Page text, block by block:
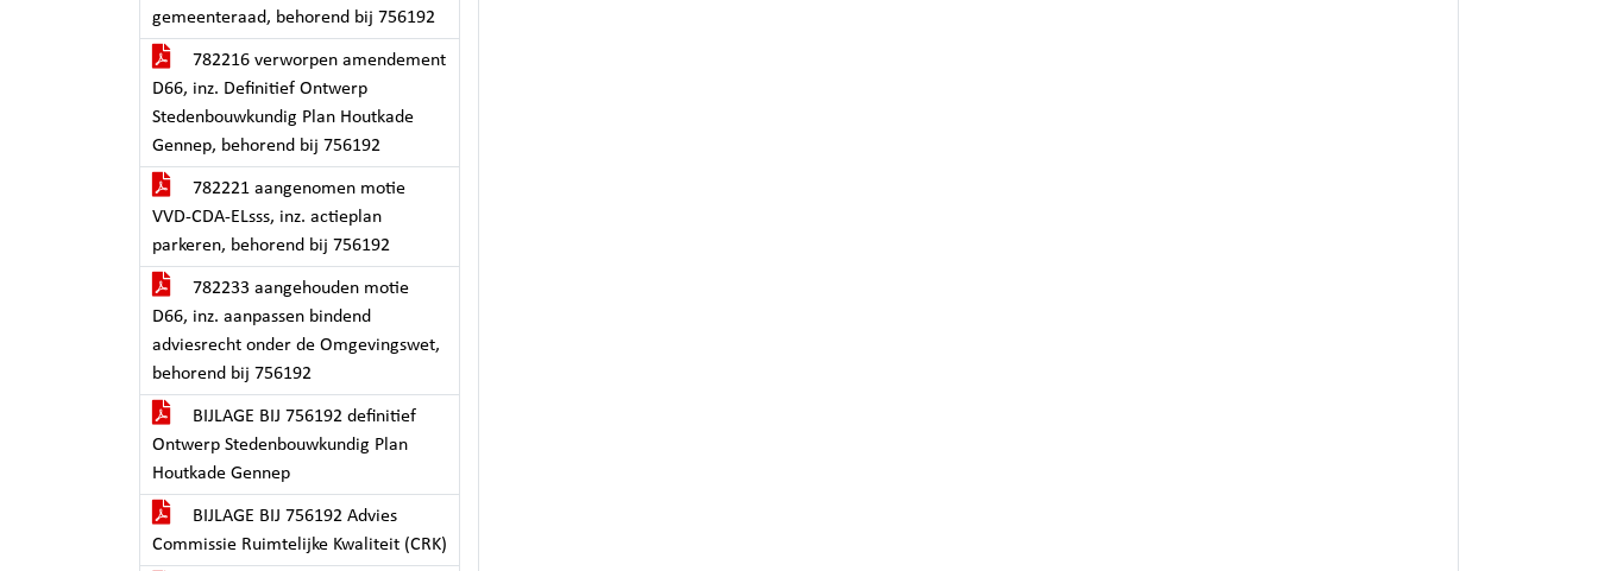
gemeenteraad, behorend bij 756192
782216 verworpen amendement
D66, inz. Definitief Ontwerp
Stedenbouwkundig Plan Houtkade
Gennep, behorend bij 756192
782221 aangenomen motie
VVD-CDA-ELsss, inz. actieplan
parkeren, behorend bij 756192
782233 aangehouden motie
D66, inz. aanpassen bindend
adviesrecht onder de Omgevingswet,
behorend bij 756192
BIJLAGE BIJ 756192 definitief
Ontwerp Stedenbouwkundig Plan
Houtkade Gennep
BIJLAGE BIJ 756192 Advies
Commissie Ruimtelijke Kwaliteit (CRK)